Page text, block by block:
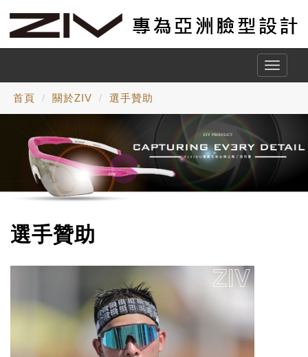
Toggle
首頁 關於ZIV 選手贊助
選手贊助